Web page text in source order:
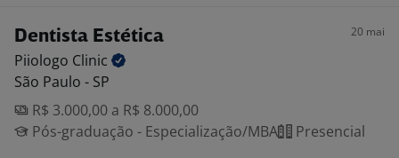
Dentista Estética 20 mai
Piiologo Clinic
São Paulo - SP
R$ 3.000,00 a R$ 8.000,00
Pós-graduação - Especialização/MBA
Presencial